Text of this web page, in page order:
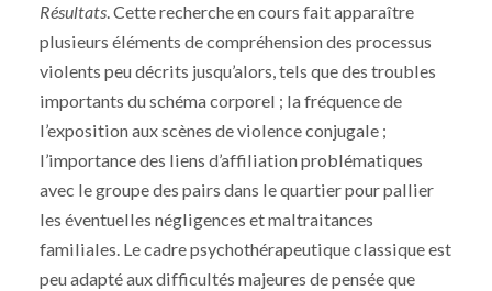
Résultats. Cette recherche en cours fait apparaître
plusieurs éléments de compréhension des processus
violents peu décrits jusqu’alors, tels que des troubles
importants du schéma corporel ; la fréquence de
l’exposition aux scènes de violence conjugale ;
l’importance des liens d’affiliation problématiques
avec le groupe des pairs dans le quartier pour pallier
les éventuelles négligences et maltraitances
familiales. Le cadre psychothérapeutique classique est
peu adapté aux difficultés majeures de pensée que